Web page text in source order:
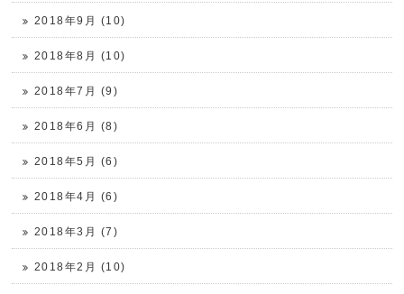
2018年9月 (10)
2018年8月 (10)
2018年7月 (9)
2018年6月 (8)
2018年5月 (6)
2018年4月 (6)
2018年3月 (7)
2018年2月 (10)